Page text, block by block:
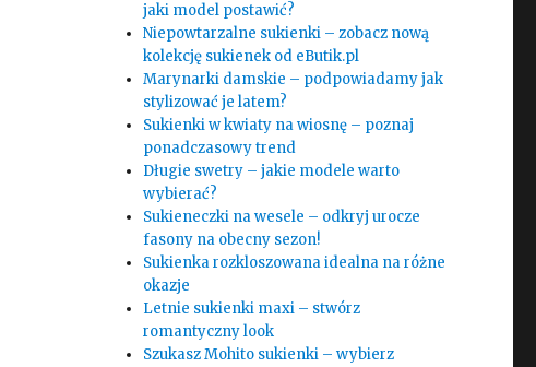
jaki model postawić?
Niepowtarzalne sukienki – zobacz nową
kolekcję sukienek od eButik.pl
Marynarki damskie – podpowiadamy jak
stylizować je latem?
Sukienki w kwiaty na wiosnę – poznaj
ponadczasowy trend
Długie swetry – jakie modele warto
wybierać?
Sukieneczki na wesele – odkryj urocze
fasony na obecny sezon!
Sukienka rozkloszowana idealna na różne
okazje
Letnie sukienki maxi – stwórz
romantyczny look
Szukasz Mohito sukienki – wybierz